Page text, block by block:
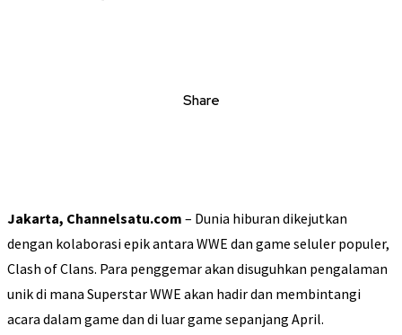
Share
Jakarta, Channelsatu.com – Dunia hiburan dikejutkan
dengan kolaborasi epik antara WWE dan game seluler populer,
Clash of Clans. Para penggemar akan disuguhkan pengalaman
unik di mana Superstar WWE akan hadir dan membintangi
acara dalam game dan di luar game sepanjang April.